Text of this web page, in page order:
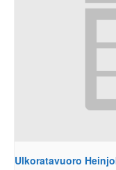
Ulkoratavuoro